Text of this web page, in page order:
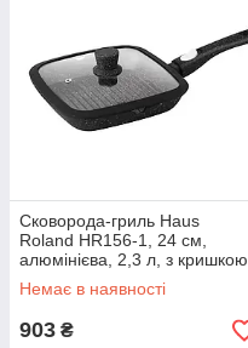
Сковорода-гриль Haus
Roland HR156-1, 24 см,
алюмінієва, 2,3 л, з кришкою.
Чорний (HR156-1) ЕКОБОКС
Немає в наявності
903 ₴